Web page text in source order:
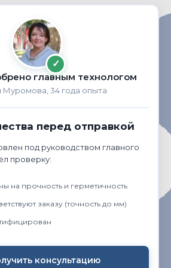
✓
главным технологом
Муромова, 34 года опыта
перед отправкой
под руководством главного
проверку:
на прочность и герметичность
заказу (точность до мм)
консультацию